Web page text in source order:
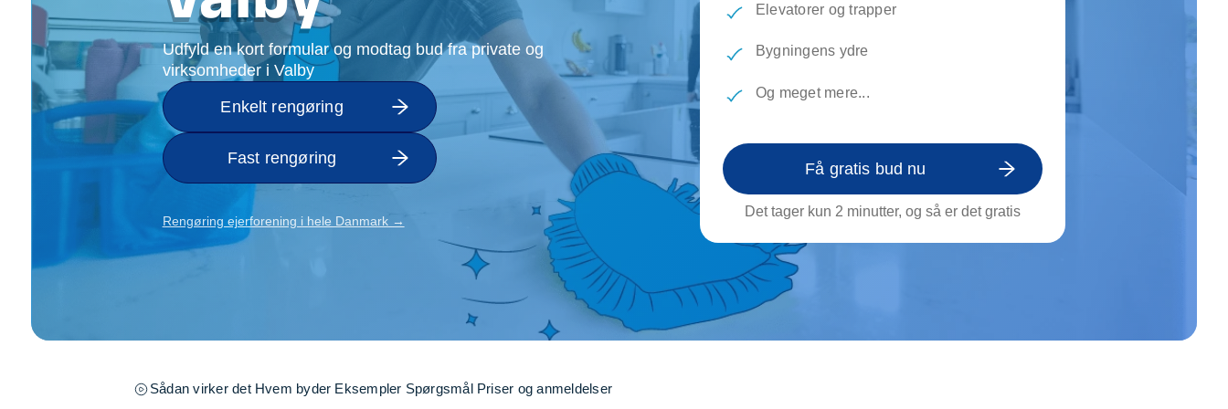
Opsætning af skillevæg
Reparation af tagrende
Tømrer
Træfældning
Tunge løft
TV installation og opsætning
Udflytnings rengøring
Underholdning
Vinduespudsning
Se alle...
Udfyld en kort formular og modtag bud fra private og
virksomheder i Valby
Enkelt rengøring
Fast rengøring
Rengøring ejerforening i hele Danmark →
Elevatorer og trapper
Bygningens ydre
Og meget mere...
Få gratis bud nu
Det tager kun 2 minutter, og så er det gratis
Sådan virker det Hvem byder Eksempler Spørgsmål Priser og anmeldelser